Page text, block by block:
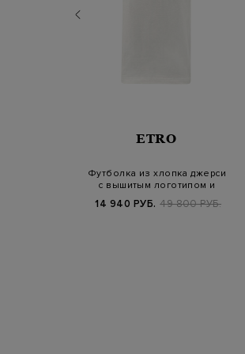
ETRO
Футболка из хлопка джерси
с вышитым логотипом и
14 940 РУБ. 49 800 РУБ.